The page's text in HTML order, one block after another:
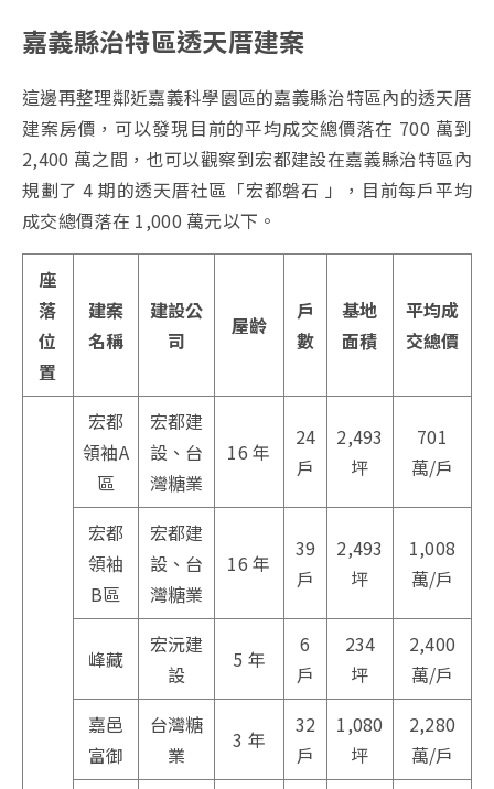
嘉義縣治特區透天厝建案
這邊再整理鄰近嘉義科學園區的嘉義縣治特區內的透天厝
建案房價，可以發現目前的平均成交總價落在 700 萬到
2,400 萬之間，也可以觀察到宏都建設在嘉義縣治特區內
規劃了 4 期的透天厝社區「宏都磐石 」，目前每戶平均
成交總價落在 1,000 萬元以下。
座
落
位
置
建案
名稱
建設公
司
屋齡
戶
數
基地
面積
平均成
交總價
宏都
領袖A
區
宏都建
設、台
灣糖業
16 年
24
戶
2,493
坪
701
萬/戶
宏都
領袖
B區
宏都建
設、台
灣糖業
16 年
39
戶
2,493
坪
1,008
萬/戶
峰藏
宏沅建
設
5 年
6
戶
234
坪
2,400
萬/戶
嘉邑
富御
台灣糖
業
3 年
32
戶
1,080
坪
2,280
萬/戶